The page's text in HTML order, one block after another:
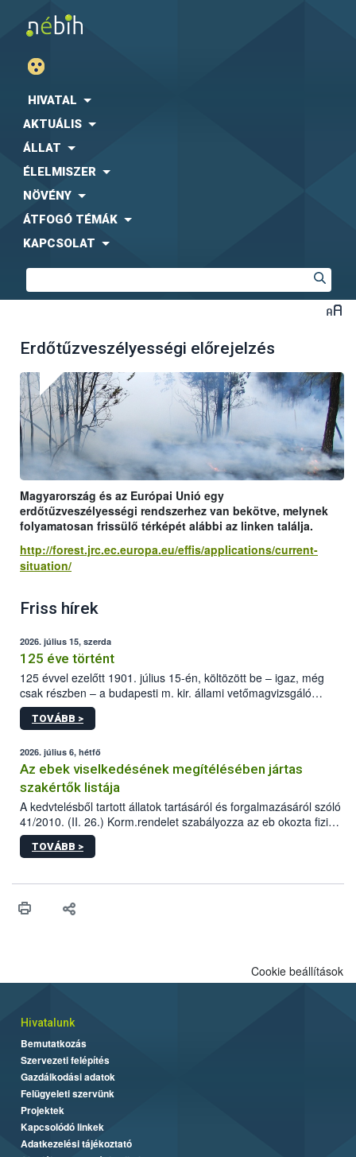
HIVATAL
AKTUÁLIS
ÁLLAT
ÉLELMISZER
NÖVÉNY
ÁTFOGÓ TÉMÁK
KAPCSOLAT
Erdőtűzveszélyességi előrejelzés
Magyarország és az Európai Unió egy
erdőtűzveszélyességi rendszerhez van bekötve, melynek
folyamatosan frissülő térképét alábbi az linken találja.
http://forest.jrc.ec.europa.eu/effis/applications/current-
situation/
Friss hírek
2026. július 15, szerda
125 éve történt
125 évvel ezelőtt 1901. július 15-én, költözött be – igaz, még
csak részben – a budapesti m. kir. állami vetőmagvizsgáló
állomás a Kis Rókus utca 15. szám alatti, Czigler Győző által
tervezett új épületébe.
TOVÁBB >
2026. július 6, hétfő
Az ebek viselkedésének megítélésében jártas
szakértők listája
A kedvtelésből tartott állatok tartásáról és forgalmazásáról szóló
41/2010. (II. 26.) Korm.rendelet szabályozza az eb okozta fizikai
sérülés, illetve ennek veszélye keletkezésekor felmerülő
hatósági feladatokat, valamint a veszélyes eb tartását és annak
vonni az ebek viselkedésének megítélésében jártas szakértőt.
TOVÁBB >
Cookie beállítások
Hivatalunk
Bemutatkozás
Szervezeti felépítés
Gazdálkodási adatok
Felügyeleti szervünk
Projektek
Kapcsolódó linkek
Adatkezelési tájékoztató